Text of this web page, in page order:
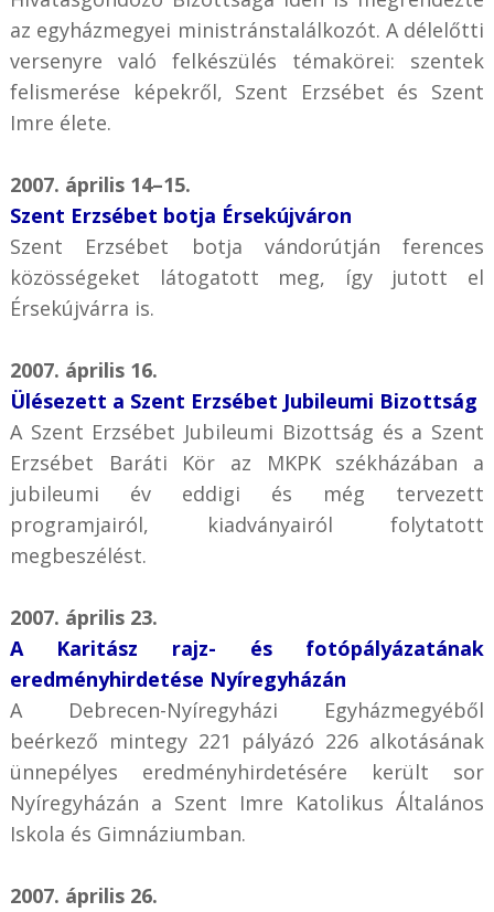
az egyházmegyei ministránstalálkozót. A délelőtti
versenyre való felkészülés témakörei: szentek
felismerése képekről, Szent Erzsébet és Szent
Imre élete.
2007. április 14–15.
Szent Erzsébet botja Érsekújváron
Szent Erzsébet botja vándorútján ferences
közösségeket látogatott meg, így jutott el
Érsekújvárra is.
2007. április 16.
Ülésezett a Szent Erzsébet Jubileumi Bizottság
A Szent Erzsébet Jubileumi Bizottság és a Szent
Erzsébet Baráti Kör az MKPK székházában a
jubileumi év eddigi és még tervezett
programjairól, kiadványairól folytatott
megbeszélést.
2007. április 23.
A Karitász rajz- és fotópályázatának
eredményhirdetése Nyíregyházán
A Debrecen-Nyíregyházi Egyházmegyéből
beérkező mintegy 221 pályázó 226 alkotásának
ünnepélyes eredményhirdetésére került sor
Nyíregyházán a Szent Imre Katolikus Általános
Iskola és Gimnáziumban.
2007. április 26.